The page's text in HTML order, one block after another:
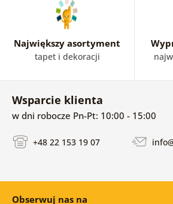
Największy asortyment
tapet i dekoracji
Wsparcie klienta
w dni robocze Pn-Pt: 10:00 - 15:00
+48 22 153 19 07
Obserwuj nas na